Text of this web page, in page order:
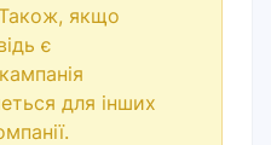
якщо
є
для інших